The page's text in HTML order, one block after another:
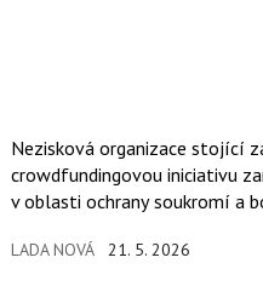
Nezisková organizace stojící
crowdfundingovou iniciativu
v oblasti ochrany soukromí a
LADA NOVÁ 21. 5. 2026